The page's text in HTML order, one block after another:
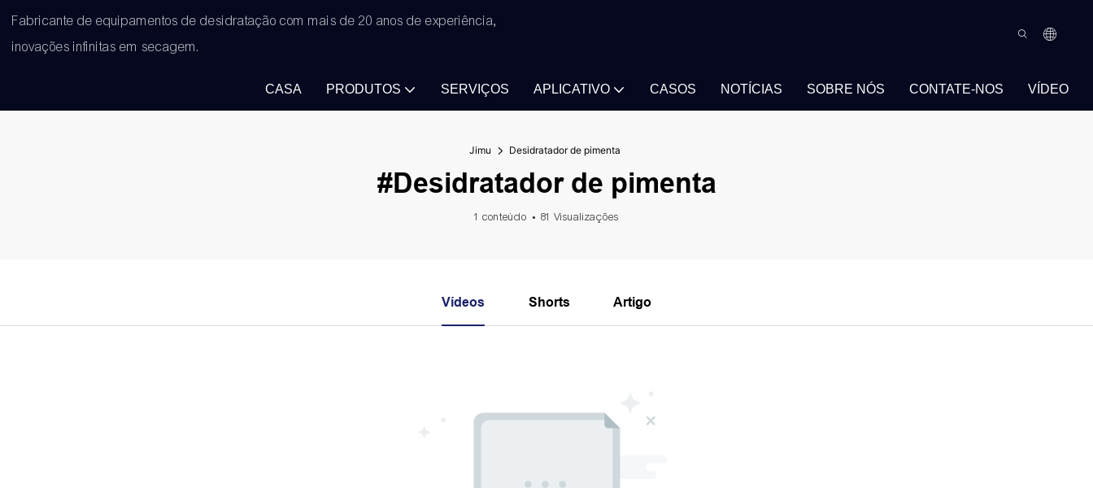
Fabricante de equipamentos de desidratação com mais de 20 anos de experiência,
inovações infinitas em secagem.
CASA PRODUTOS SERVIÇOS APLICATIVO CASOS NOTÍCIAS SOBRE NÓS CONTATE-NOS VÍDEO
Jimu Desidratador de pimenta
#Desidratador de pimenta
1 conteúdo 81 Visualizações
Vídeos Shorts Artigo